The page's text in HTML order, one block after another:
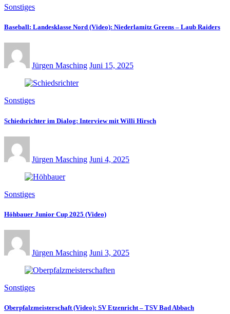
Sonstiges
Baseball: Landesklasse Nord (Video): Niederlamitz Greens – Laub Raiders
Jürgen Masching Juni 15, 2025
Sonstiges
Schiedsrichter im Dialog: Interview mit Willi Hirsch
Jürgen Masching Juni 4, 2025
Sonstiges
Höhbauer Junior Cup 2025 (Video)
Jürgen Masching Juni 3, 2025
Sonstiges
Oberpfalzmeisterschaft (Video): SV Etzenricht – TSV Bad Abbach